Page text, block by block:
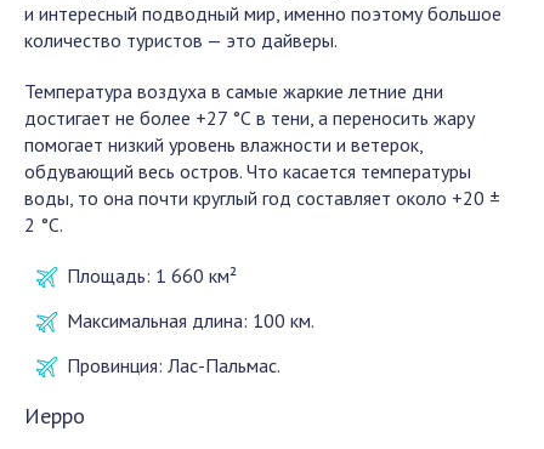
и интересный подводный мир, именно поэтому большое
количество туристов — это дайверы.
Температура воздуха в самые жаркие летние дни
достигает не более +27 °С в тени, а переносить жару
помогает низкий уровень влажности и ветерок,
обдувающий весь остров. Что касается температуры
воды, то она почти круглый год составляет около +20 ±
2 °С.
Площадь: 1 660 км²
Максимальная длина: 100 км.
Провинция: Лас-Пальмас.
Иерро